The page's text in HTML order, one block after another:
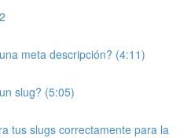
meta descripción? (4:11)
slug? (5:05)
tus slugs correctamente para la